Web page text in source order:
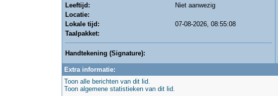
Leeftijd:
Niet aanwezig
Locatie:
Lokale tijd:
07-08-2026, 08:55:08
Taalpakket:
Handtekening (Signature):
Extra informatie:
Toon alle berichten van dit lid.
Toon algemene statistieken van dit lid.